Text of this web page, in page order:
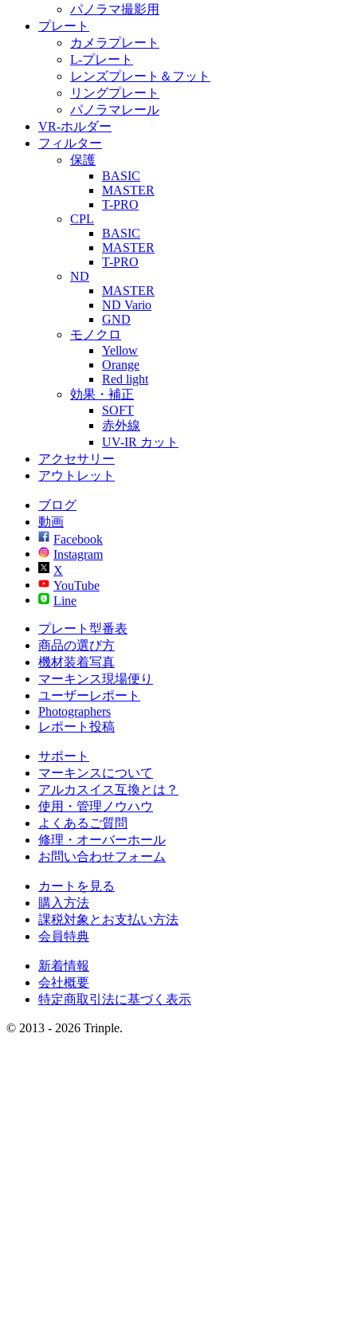
パノラマ撮影用
プレート
カメラプレート
L-プレート
レンズプレート＆フット
リングプレート
パノラマレール
VR-ホルダー
フィルター
保護
BASIC
MASTER
T-PRO
CPL
BASIC
MASTER
T-PRO
ND
MASTER
ND Vario
GND
モノクロ
Yellow
Orange
Red light
効果・補正
SOFT
赤外線
UV-IR カット
アクセサリー
アウトレット
ブログ
動画
Facebook
Instagram
X
YouTube
Line
プレート型番表
商品の選び方
機材装着写真
マーキンス現場便り
ユーザーレポート
Photographers
レポート投稿
サポート
マーキンスについて
アルカスイス互換とは？
使用・管理ノウハウ
よくあるご質問
修理・オーバーホール
お問い合わせフォーム
カートを見る
購入方法
課税対象とお支払い方法
会員特典
新着情報
会社概要
特定商取引法に基づく表示
© 2013 - 2026 Trinple.